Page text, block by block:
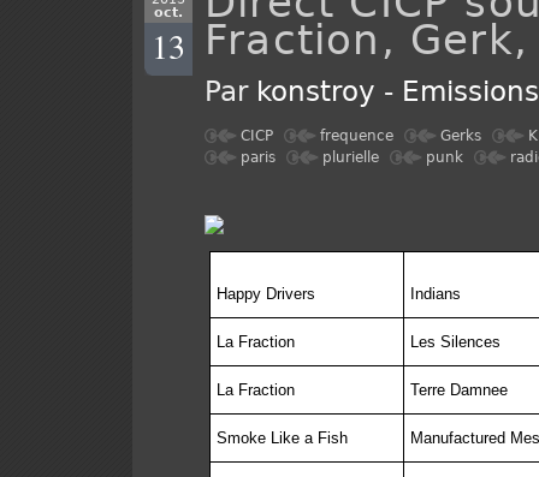
oct.
13 Fraction,
Par konstroy -
CICP frequence Gerks
paris
plurielle punk
Happy Drivers Indians
La Fraction Les Silences
La Fraction Terre Damnee
Smoke Like a Fish Manufactured